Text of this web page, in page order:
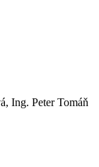
Ing. Peter Tomáň